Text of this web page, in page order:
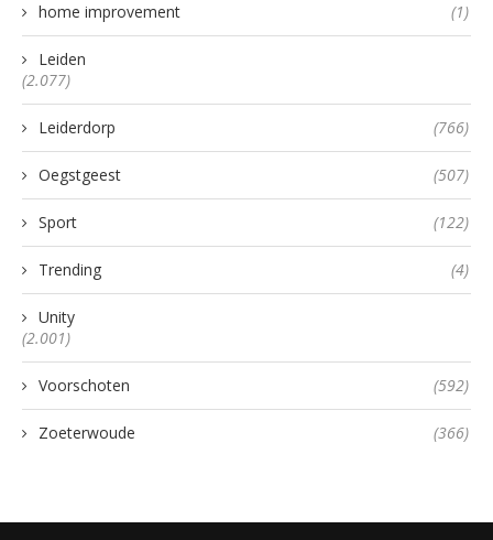
home improvement (1)
Leiden
(2.077)
Leiderdorp (766)
Oegstgeest (507)
Sport (122)
Trending (4)
Unity
(2.001)
Voorschoten (592)
Zoeterwoude (366)